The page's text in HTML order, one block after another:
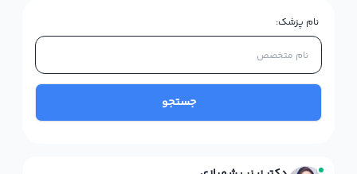
نام پزشک:
جستجو